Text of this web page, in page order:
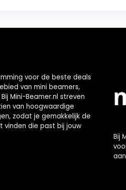
voor de beste deals
van mini beamers,
Mini-Beamer.nl streven
van hoogwaardige
zodat je gemakkelijk de
vinden die past bij jouw
Bij